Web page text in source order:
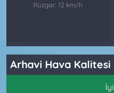
Rüzgar: 12 km/h
Arhavi Hava Kalitesi
İyi